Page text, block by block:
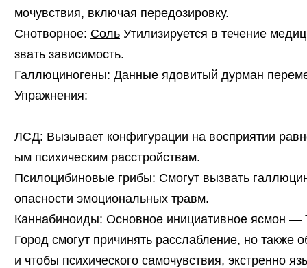
мочувствия, включая передозировку.
Снотворное: Соль Утилизируется в течение
звать зависимость.
Галлюциногены: Данные ядовитый дурман
Упражнения:
ЛСД: Вызывает конфигурации на восприятии
ым психическим расстройствам.
Псилоцибиновые грибы: Смогут вызвать
опасности эмоциональных травм.
Каннабиноиды: Основное инициативное ясмон —
Город смогут причинять расслабление, но также
и чтобы психического самочувствия, экстренно